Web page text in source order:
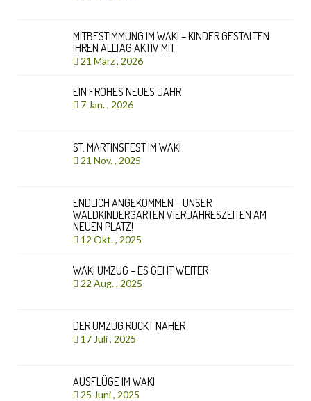
MITBESTIMMUNG IM WAKI – KINDER GESTALTEN
IHREN ALLTAG AKTIV MIT
21 März , 2026
EIN FROHES NEUES JAHR
7 Jan. , 2026
ST. MARTINSFEST IM WAKI
21 Nov. , 2025
ENDLICH ANGEKOMMEN – UNSER
WALDKINDERGARTEN VIERJAHRESZEITEN AM
NEUEN PLATZ!
12 Okt. , 2025
WAKI UMZUG – ES GEHT WEITER
22 Aug. , 2025
DER UMZUG RÜCKT NÄHER
17 Juli , 2025
AUSFLÜGE IM WAKI
25 Juni , 2025